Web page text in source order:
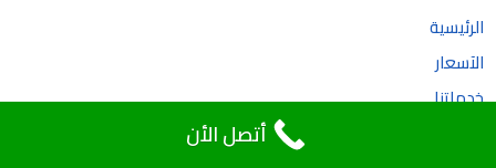
الرئيسية
الآسعار
خدماتنا
أتصل الأن